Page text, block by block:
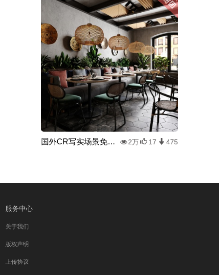
国外CR写实场景免费下载 2万 17 475
服务中心
关于我们
版权声明
上传协议